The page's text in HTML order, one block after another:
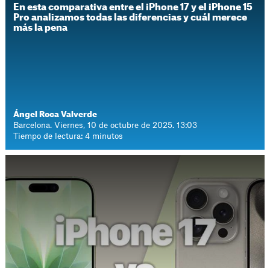
En esta comparativa entre el iPhone 17 y el iPhone 15
Pro analizamos todas las diferencias y cuál merece
más la pena
Ángel Roca Valverde
Barcelona. Viernes, 10 de octubre de 2025. 13:03
Tiempo de lectura: 4 minutos